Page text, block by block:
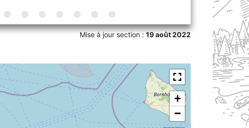
Mise à jour section :19 août 2022
+
−